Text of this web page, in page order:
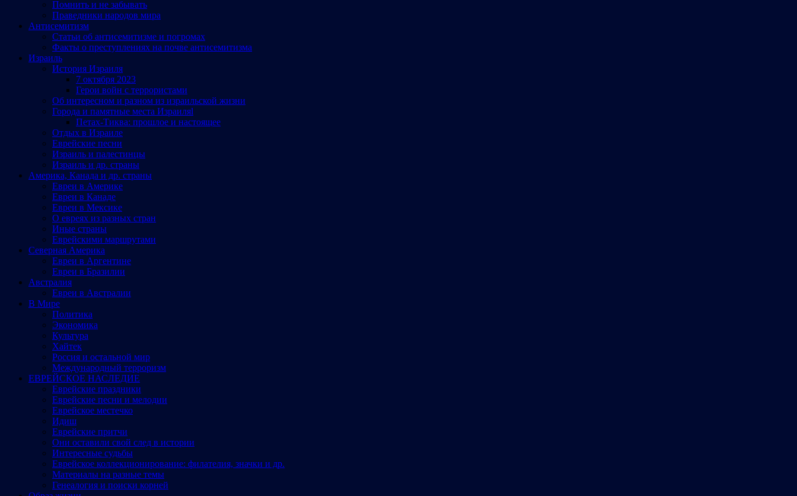
Помнить и не забывать
Праведники народов мира
Антисемитизм
Статьи об антисемитизме и погромах
Факты о преступлениях на почве антисемитизма
Израиль
История Израиля
7 октября 2023
Герои войн с террористами
Об интересном и разном из израильской жизни
Города и памятные места Израиляl
Петах-Тиква: прошлое и настоящее
Отдых в Израиле
Еврейские песни
Израиль и палестинцы
Израиль и др. страны
Америка, Канада и др. страны
Евреи в Америке
Евреи в Канаде
Евреи в Мексике
О евреях из разных стран
Иные страны
Еврейскими маршрутами
Северная Америка
Евреи в Аргентине
Евреи в Бразилии
Австралия
Евреи в Австралии
В Мире
Политика
Экономика
Культура
Хайтек
Россия и остальной мир
Международный терроризм
ЕВРЕЙСКОЕ НАСЛЕДИЕ
Еврейские праздники
Еврейские песни и мелодии
Еврейское местечко
Идиш
Еврейские притчи
Они оставили свой след в истории
Интересные судьбы
Еврейское коллекционирование: филателия, значки и др.
Материалы на разные темы
Генеалогия и поиски корней